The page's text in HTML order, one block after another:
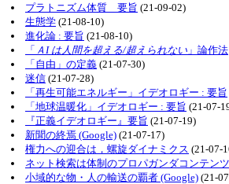
プラトニズム体質 要旨 (21-09-02)
生態学 (21-08-10)
進化論 : 要旨 (21-08-10)
「 ＡI は人間を超える/超えられない 」論作法
「自由」の定義 (21-07-30)
迷信 (21-07-28)
「再生可能エネルギー」イデオロギー : 要旨
「地球温暖化」イデオロギー : 要旨 (21-07-
『正義イデオロギー』要旨 (21-07-19)
新聞の終焉 (Google) (21-07-17)
権力への迎合は，螺旋ダイナミクス (21-07-
ネット検索は体制のプロパガンダコンテン
小域的な物・人の輸送の覇者 (Google) (21-